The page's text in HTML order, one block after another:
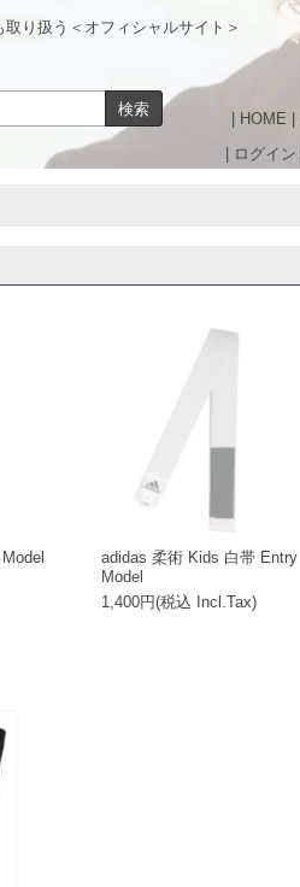
り扱う＜オフィシャルサイト＞
HOME
ログイン
adidas 柔術 Kids 白帯 Entry
Model
1,400円(税込 Incl.Tax)